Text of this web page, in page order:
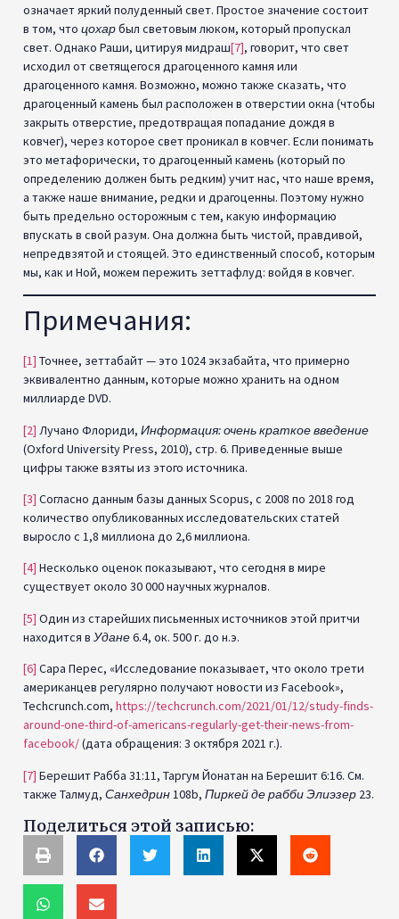
означает яркий полуденный свет. Простое значение состоит
в том, что цохарбыл световым люком, который пропускал
свет. Однако Раши, цитируя мидраш[7], говорит, что свет
исходил от светящегося драгоценного камня или
драгоценного камня. Возможно, можно также сказать, что
драгоценный камень был расположен в отверстии окна (чтобы
закрыть отверстие, предотвращая попадание дождя в
ковчег), через которое свет проникал в ковчег. Если понимать
это метафорически, то драгоценный камень (который по
определению должен быть редким) учит нас, что наше время,
а также наше внимание, редки и драгоценны. Поэтому нужно
быть предельно осторожным с тем, какую информацию
впускать в свой разум. Она должна быть чистой, правдивой,
непредвзятой и стоящей. Это единственный способ, которым
мы, как и Ной, можем пережить зеттафлуд: войдя в ковчег.
Примечания:
[1] Точнее, зеттабайт — это 1024 экзабайта, что примерно
эквивалентно данным, которые можно хранить на одном
миллиарде DVD.
[2] Лучано Флориди, Информация: очень краткое введение
(Oxford University Press, 2010), стр. 6. Приведенные выше
цифры также взяты из этого источника.
[3] Согласно данным базы данных Scopus, с 2008 по 2018 год
количество опубликованных исследовательских статей
выросло с 1,8 миллиона до 2,6 миллиона.
[4] Несколько оценок показывают, что сегодня в мире
существует около 30 000 научных журналов.
[5] Один из старейших письменных источников этой притчи
находится в Удане6.4, ок. 500 г. до н.э.
[6] Сара Перес, «Исследование показывает, что около трети
американцев регулярно получают новости из Facebook»,
Techcrunch.com, https://techcrunch.com/2021/01/12/study-finds-
around-one-third-of-americans-regularly-get-their-news-from-
facebook/(дата обращения: 3 октября 2021 г.).
[7] Берешит Рабба 31:11, Таргум Йонатан на Берешит 6:16. См.
также Талмуд, Санхедрин 108b, Пиркей де рабби Элиэзер 23.
Поделиться этой записью: